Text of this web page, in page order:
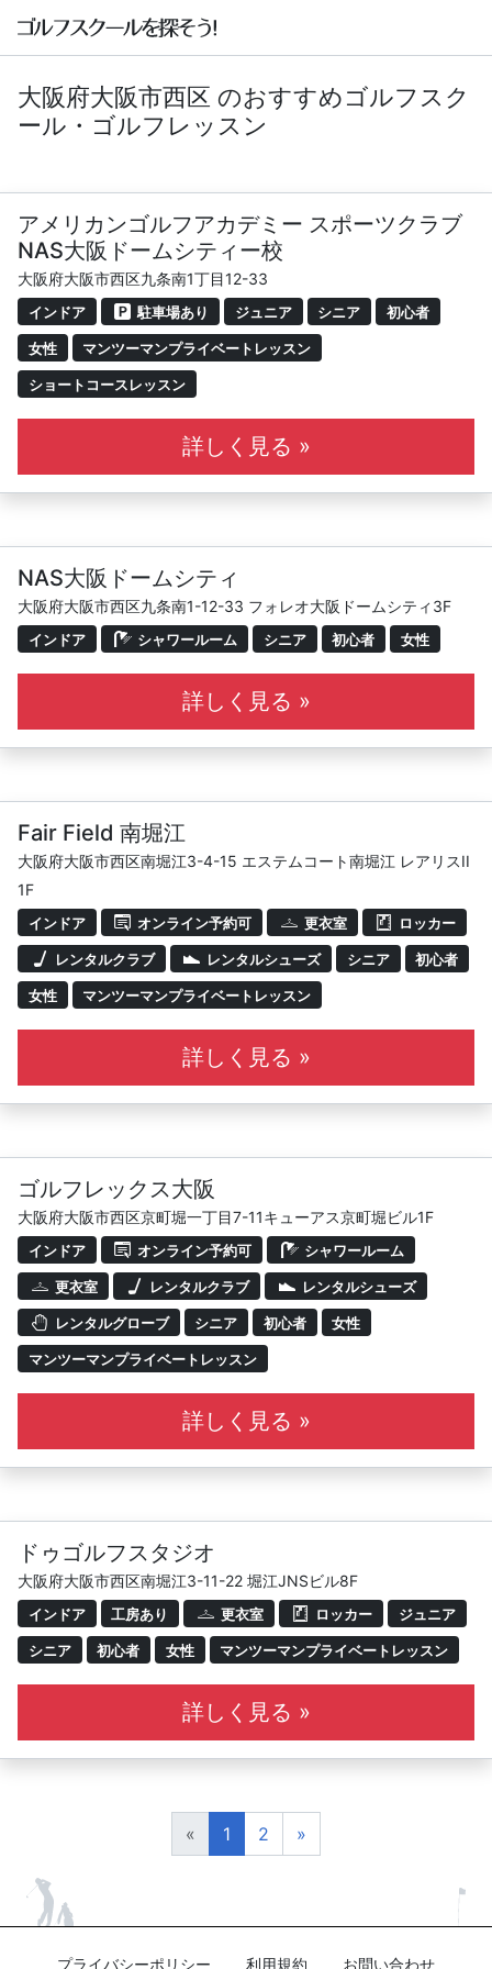
大阪府大阪市西区 のおすすめゴルフスク
ール・ゴルフレッスン
アメリカンゴルフアカデミー スポーツクラブ
NAS大阪ドームシティー校
大阪府大阪市西区九条南1丁目12-33
インドア 駐車場あり ジュニア シニア 初心者
女性 マンツーマンプライベートレッスン
ショートコースレッスン
詳しく見る »
NAS大阪ドームシティ
大阪府大阪市西区九条南1-12-33 フォレオ大阪ドームシティ3F
インドア シャワールーム シニア 初心者 女性
詳しく見る »
Fair Field 南堀江
大阪府大阪市西区南堀江3-4-15 エステムコート南堀江 レアリスII
1F
インドア オンライン予約可 更衣室 ロッカー
レンタルクラブ レンタルシューズ シニア 初心者
女性 マンツーマンプライベートレッスン
詳しく見る »
ゴルフレックス大阪
大阪府大阪市西区京町堀一丁目7-11キューアス京町堀ビル1F
インドア オンライン予約可 シャワールーム
更衣室 レンタルクラブ レンタルシューズ
レンタルグローブ シニア 初心者 女性
マンツーマンプライベートレッスン
詳しく見る »
ドゥゴルフスタジオ
大阪府大阪市西区南堀江3-11-22 堀江JNSビル8F
インドア 工房あり 更衣室 ロッカー ジュニア
シニア 初心者 女性 マンツーマンプライベートレッスン
詳しく見る »
« 1 2 »
プライバシーポリシー 利用規約 お問い合わせ